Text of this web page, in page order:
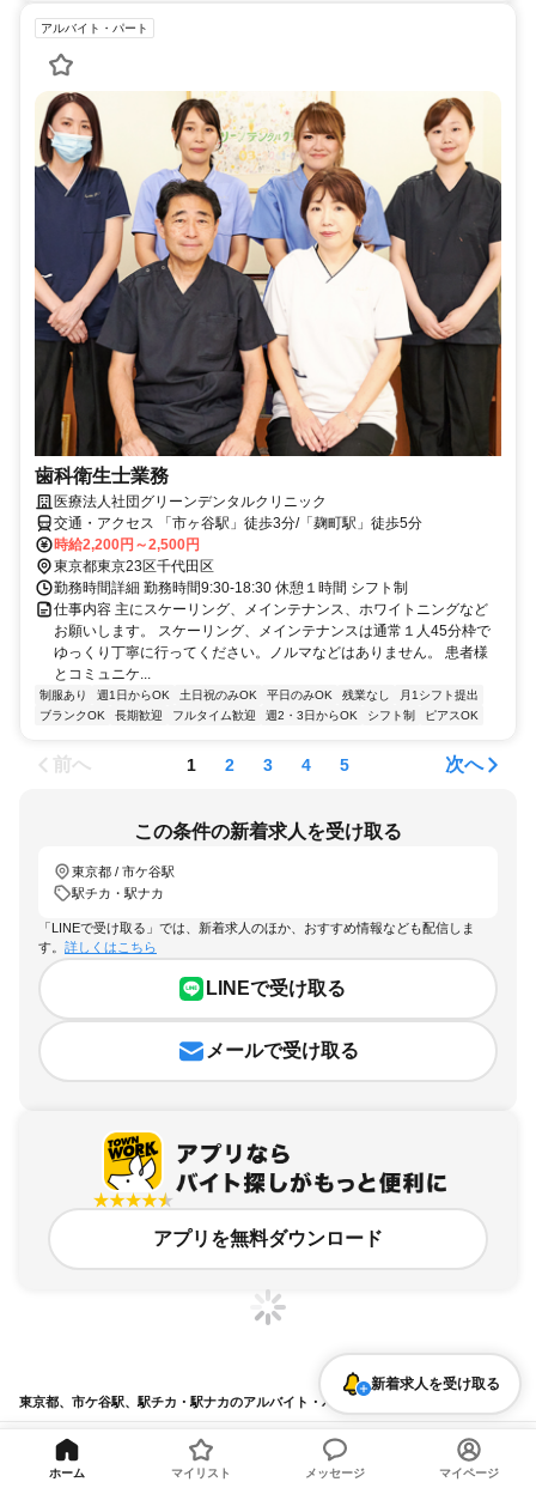
アルバイト・パート
歯科衛生士業務
医療法人社団グリーンデンタルクリニック
交通・アクセス 「市ヶ谷駅」徒歩3分/「麹町駅」徒歩5分
時給2,200円～2,500円
東京都東京23区千代田区
勤務時間詳細 勤務時間9:30-18:30 休憩１時間 シフト制
仕事内容 主にスケーリング、メインテナンス、ホワイトニングなど
お願いします。 スケーリング、メインテナンスは通常１人45分枠で
ゆっくり丁寧に行ってください。ノルマなどはありません。 患者様
とコミュニケ...
制服あり 週1日からOK 土日祝のみOK 平日のみOK 残業なし
月1シフト提出
ブランクOK
長期歓迎 フルタイム歓迎 週2・3日からOK シフト制 ピアスOK
前へ 1 2 3 4 5 次へ
この条件の新着求人を受け取る
東京都 / 市ケ谷駅
駅チカ・駅ナカ
「LINEで受け取る」では、新着求人のほか、おすすめ情報なども配信しま
す。 詳しくはこちら
LINEで受け取る
メールで受け取る
アプリを無料ダウンロード
東京都、市ケ谷駅、駅チカ・駅ナカのアルバイト・バイト求人情報
求人の詳細を表示
新着求人を受け取る
ホーム マイリスト メッセージ マイページ